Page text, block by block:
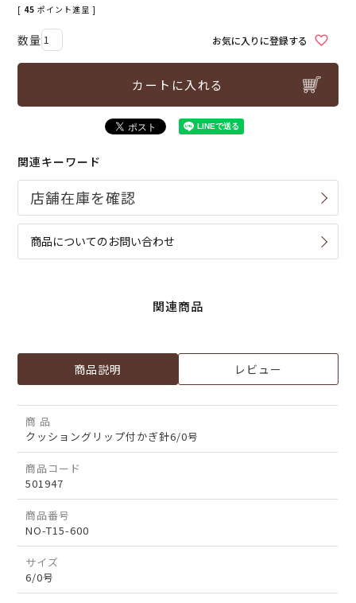
[ 45 ポイント進呈 ]
お気に入りに登録する
カートに入れる
関連キーワード
商品についてのお問い合わせ
関連商品
商品説明 レビュー
商 品
クッショングリップ付かぎ針6/0号
商品コード
501947
商品番号
NO-T15-600
サイズ
6/0号